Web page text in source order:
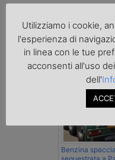
Cronaca
Benzina
Utilizziamo i cookie,
l'esperienza di
in linea con le tue
acconsenti all'uso
dell'